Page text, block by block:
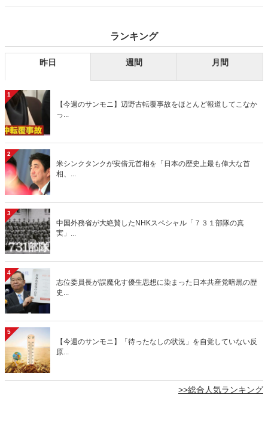
ランキング
昨日 週間 月間
1
【今週のサンモニ】辺野古転覆事故をほとんど報道してこなか
っ...
2
米シンクタンクが安倍元首相を「日本の歴史上最も偉大な首
相、...
3
中国外務省が大絶賛したNHKスペシャル「７３１部隊の真
実」...
4
志位委員長が誤魔化す優生思想に染まった日本共産党暗黒の歴
史...
5
【今週のサンモニ】「待ったなしの状況」を自覚していない反
原...
>>総合人気ランキング